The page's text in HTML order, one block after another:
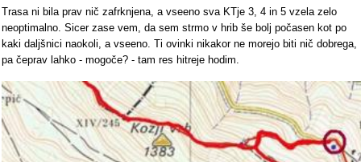
Trasa ni bila prav nič zafrknjena, a vseeno sva KTje 3, 4 in 5 vzela zelo
neoptimalno. Sicer zase vem, da sem strmo v hrib še bolj počasen kot po
kaki daljšnici naokoli, a vseeno. Ti ovinki nikakor ne morejo biti nič dobrega,
pa čeprav lahko - mogoče? - tam res hitreje hodim.